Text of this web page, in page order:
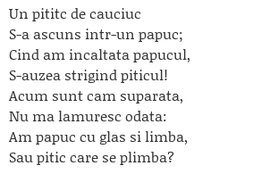
Un pititc de cauciuc
S-a ascuns intr-un papuc;
Cind am incaltata papucul,
S-auzea strigind piticul!
Acum sunt cam suparata,
Nu ma lamuresc odata:
Am papuc cu glas si limba,
Sau pitic care se plimba?